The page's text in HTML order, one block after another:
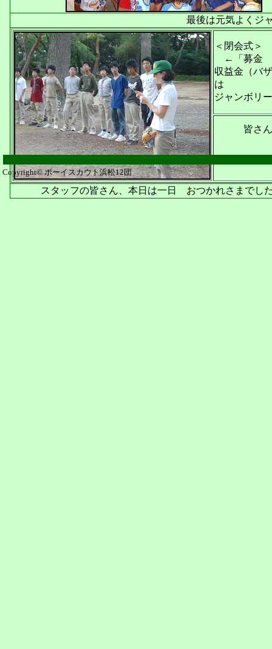
最後は元気よくジ
＜閉会式＞
←「募金
収益金（バ
は
ジャンボリ
皆さ
スタッフの皆さん、本日は一日 おつかれさまでし
Copyright© ボーイスカウト浜松12団